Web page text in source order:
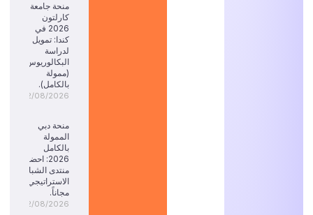
منحة جامعة
كارلتون
2026 في
كندا: تمويل
لدراسة
البكالوريوس
(ممولة
بالكامل).
02/08/2026
منحة دبي
الممولة
بالكامل
2026: احضر
منتدى الشباب
الاستراتيجي
مجاناً.
02/08/2026